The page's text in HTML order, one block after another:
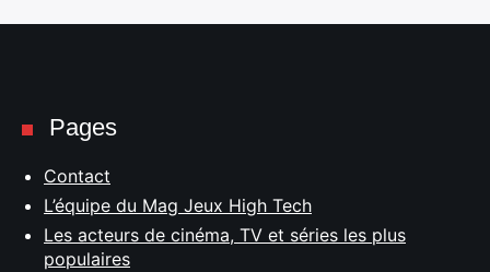
Pages
Contact
L’équipe du Mag Jeux High Tech
Les acteurs de cinéma, TV et séries les plus
populaires